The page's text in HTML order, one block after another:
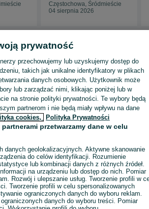
Częstochowa, Śródmieście
04 sierpnia 2026
i paleciaki - Śląskie
Wózki paletowe i paleciaki -
i paleciaki - Śródmieście
Wyświetlenia:
/ SMS Wyślij wiadomość
prywatność
przechowujemy lub uzyskujemy dostęp do
takich jak unikalne identyfikatory w plikach
danych osobowych. Użytkownik może
lub zarządzać nimi, klikając poniżej lub w
na stronie polityki prywatności. Te wybory będą
partnerom i nie będą miały wpływu na dane
cookies, Polityka Prywatności
partnerami przetwarzamy dane w celu
danych geolokalizacyjnych. Aktywne skanowanie
do celów identyfikacji. Rozumienie
lub kombinacji danych z różnych źródeł.
na urządzeniu lub dostęp do nich. Pomiar
Rozwój i ulepszanie usług. Tworzenie profili w
Tworzenie profili w celu spersonalizowanych
ograniczonych danych do wyboru reklam.
danych do wyboru treści. Pomiar